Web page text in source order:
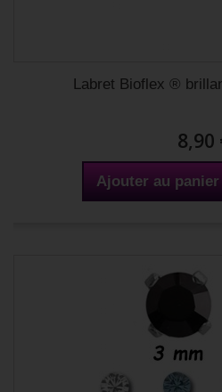
Labret Bioflex ®
8,90
Ajouter au panier